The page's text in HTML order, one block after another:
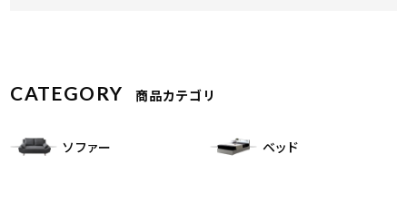
CATEGORY 商品カテゴリ
ソファー ベッド